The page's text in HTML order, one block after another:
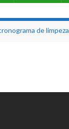
de limpeza